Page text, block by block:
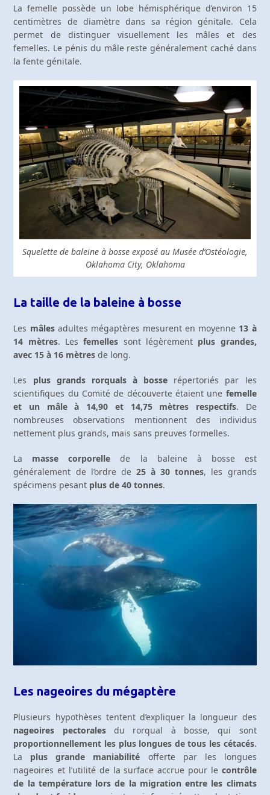
La femelle possède un lobe hémisphérique d’environ 15
centimètres de diamètre dans sa région génitale. Cela
permet de distinguer visuellement les mâles et des
femelles. Le pénis du mâle reste généralement caché dans
la fente génitale.
Squelette de baleine à bosse exposé au Musée d’Ostéologie,
Oklahoma City, Oklahoma
La taille de la baleine à bosse
Les mâlesadultes mégaptères mesurent en moyenne 13 à
14 mètres. Lesfemelles sont légèrement plus grandes,
avec 15 à 16 mètres de long.
Les plus grands rorquals à bosse répertoriés par les
scientifiques du Comité de découverte étaient une femelle
et un mâle à 14,90 et 14,75 mètres respectifs. De
nombreuses observations mentionnent des individus
nettement plus grands, mais sans preuves formelles.
La masse corporelle de la baleine à bosse est
généralement de l’ordre de 25 à 30 tonnes, les grands
spécimens pesant plus de 40 tonnes.
Les nageoires du mégaptère
Plusieurs hypothèses tentent d’expliquer la longueur des
nageoires pectoralesdu rorqual à bosse, qui sont
proportionnellement les plus longues de tous les cétacés.
La plus grande maniabilité offerte par les longues
nageoires et l’utilité de la surface accrue pour le contrôle
de la température lors de la migration entre les climats